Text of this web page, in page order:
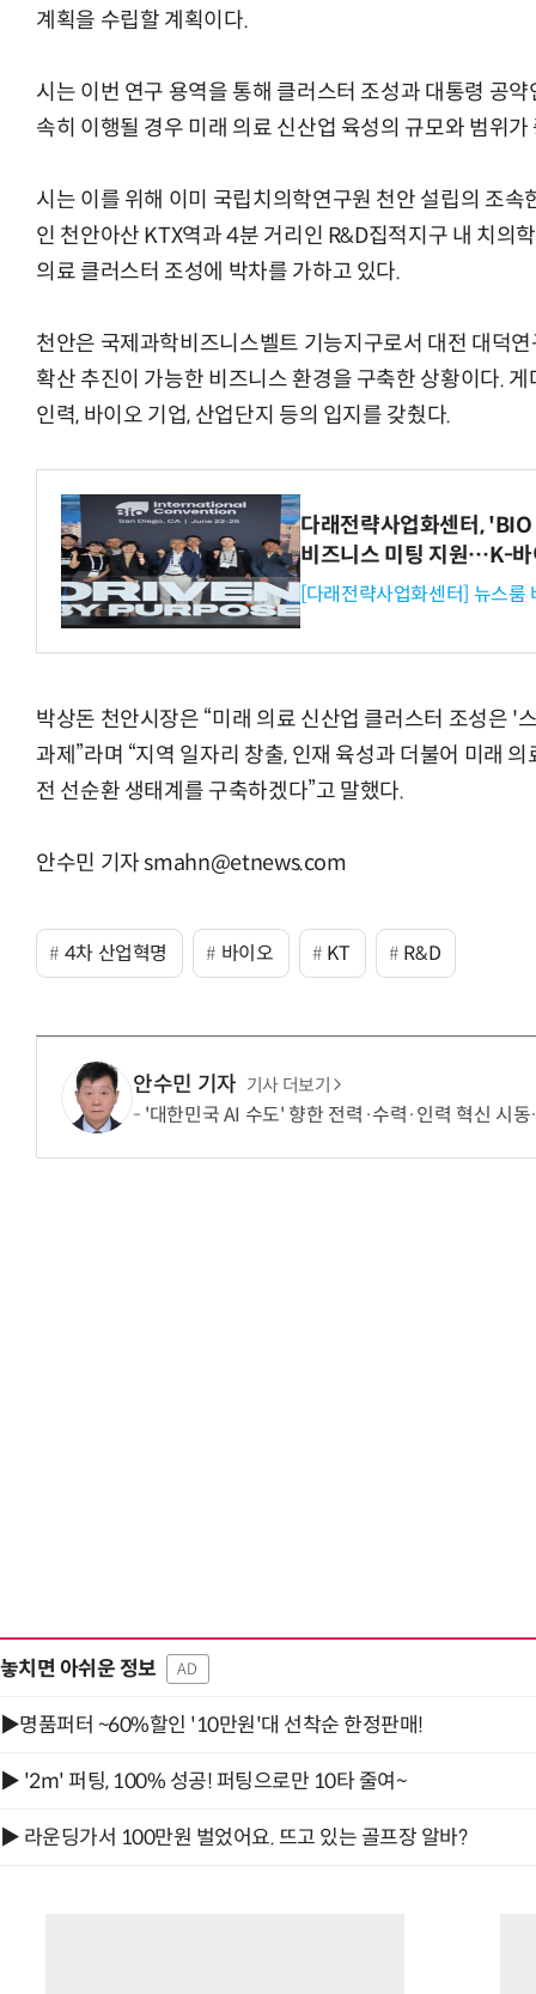
계획을 수립할 계획이다.
시는 이번 연구 용역을 통해 클러스터 조성과 대통령 공
속히 이행될 경우 미래 의료 신산업 육성의 규모와 범위
시는 이를 위해 이미 국립치의학연구원 천안 설립의 조
인 천안아산 KTX역과 4분 거리인 R&D집적지구 내 치의
의료 클러스터 조성에 박차를 가하고 있다.
천안은 국제과학비즈니스벨트 기능지구로서 대전 대덕
확산 추진이 가능한 비즈니스 환경을 구축한 상황이다.
인력, 바이오 기업, 산업단지 등의 입지를 갖췄다.
다래전략사업화센터,
비즈니스 미팅 지원…K-바
[다래전략사업화센터] 뉴스룸
박상돈 천안시장은 “미래 의료 신산업 클러스터 조성은 '
과제”라며 “지역 일자리 창출, 인재 육성과 더불어 미래
전 선순환 생태계를 구축하겠다”고 말했다.
안수민 기자 smahn@etnews.com
4차 산업혁명 바이오 KT R&D
안수민 기자 기사 더보기
'대한민국 AI 수도' 향한 전력·수력·인력 혁신 시
놓치면 아쉬운 정보 AD
▶명품퍼터 ~60%할인 '10만원'대 선착순 한정판매!
▶ '2m' 퍼팅, 100% 성공! 퍼팅으로만 10타 줄여~
▶ 라운딩가서 100만원 벌었어요. 뜨고 있는 골프장 알바?